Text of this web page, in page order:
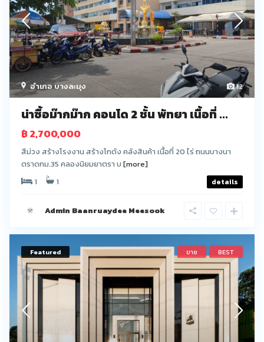
12
อำเภอ บางละมุง
น่าซื้อม๊ากม๊าก คอนโด 2 ชั้น พัทยา เนื้อที่ ...
฿ 2,700,000
สีม่วง สร้างโรงงาน สร้างโกดัง คลังสินค้า เนื้อที่ 20 ไร่ ถนนบางนา
ตราดกม.35 คลองนิยมยาตรา บ [more]
1
1 details
Admin Baanruaydee Meesook
Featured ขาย BEST